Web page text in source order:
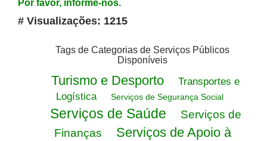
Por favor, informe-nos.
# Visualizações: 1215
Tags de Categorias de Serviços Públicos
Disponíveis
Turismo e Desporto
Transportes e
Logística
Serviços de Segurança Social
Serviços de Saúde
Serviços de
Finanças
Serviços de Apoio à